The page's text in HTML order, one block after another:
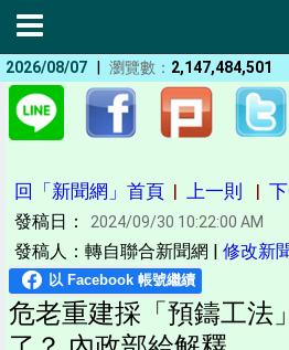
2026/08/07 | 瀏覽數： 2,147,484,501
回「新聞網」首頁 | 上一則 |
發稿日： 2024/09/30 10:22:00 AM
發稿人：轉自聯合新聞網 | 修改新
危老重建採「預鑄工法